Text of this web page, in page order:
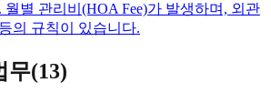
별 관리비(HOA Fee)가 발생하며, 외관
의 규칙이 있습니다.
무(13)